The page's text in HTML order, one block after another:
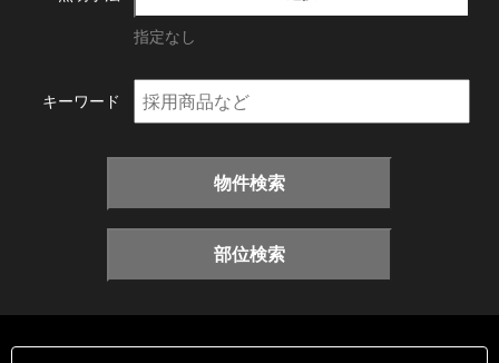
指定なし
キーワード
物件検索
部位検索